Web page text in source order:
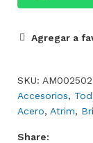
Agregar a
SKU: AM002502
Accesorios,
Acero, Atrim,
Share: